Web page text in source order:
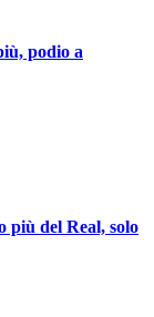
podio a
più del Real, solo